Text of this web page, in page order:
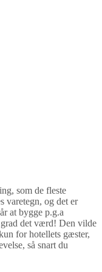
som de fleste
varetegn, og det er
at bygge p.g.a
det værd! Den vilde
for hotellets gæster,
så snart du